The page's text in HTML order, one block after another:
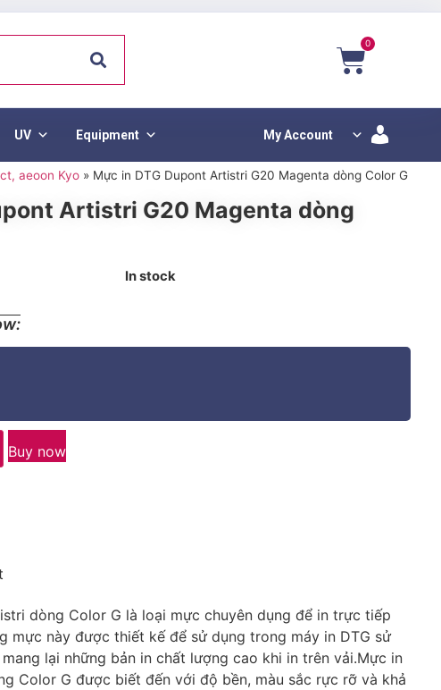
0
UV Equipment My Account
aeoon Kyo » Mực in DTG Dupont Artistri G20 Magenta dòng Color G
Artistri G20 Magenta dòng
In stock
Buy now
dòng Color G là loại mực chuyên dụng để in trực tiếp
mực này được thiết kế để sử dụng trong máy in DTG sử
lại những bản in chất lượng cao khi in trên vải.Mực in
Color G được biết đến với độ bền, màu sắc rực rỡ và khả